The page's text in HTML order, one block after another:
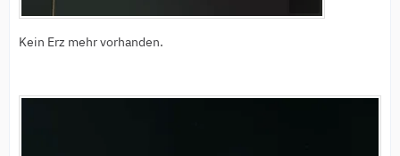
Kein Erz mehr vorhanden.